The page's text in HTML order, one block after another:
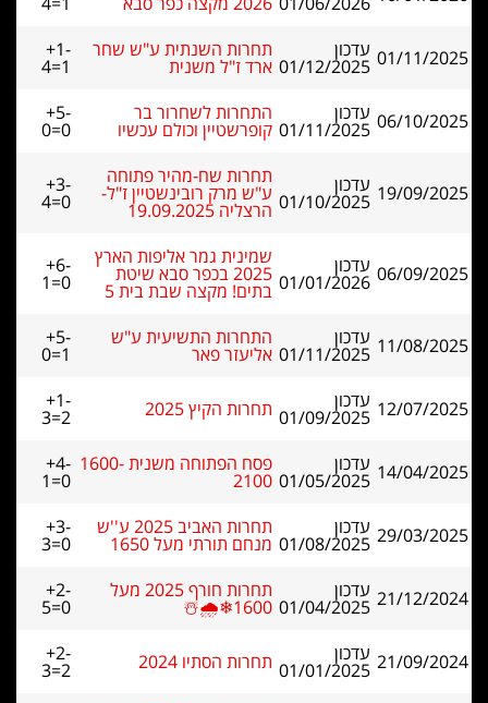
01/11/2025 עדכון
01/12/2025
תחרות השנתית ע"ש שחר
ארד ז"ל משנית
+1-
4=1
06/10/2025 עדכון
01/11/2025
התחרות לשחרור בר
קופרשטיין וכולם עכשיו
+5-
0=0
19/09/2025 עדכון
01/10/2025
תחרות שח-מהיר פתוחה
ע"ש מרק רובינשטיין ז"ל-
הרצליה 19.09.2025
+3-
4=0
06/09/2025 עדכון
01/01/2026
שמינית גמר אליפות הארץ
2025 בכפר סבא שיטת
בתים! מקצה שבת בית 5
+6-
1=0
11/08/2025 עדכון
01/11/2025
התחרות התשיעית ע"ש
אליעזר פאר
+5-
0=1
12/07/2025 עדכון
01/09/2025 תחרות הקיץ 2025 +1-
3=2
14/04/2025 עדכון
01/05/2025
פסח הפתוחה משנית 1600-
2100
+4-
1=0
29/03/2025 עדכון
01/08/2025
תחרות האביב 2025 ע''ש
מנחם תורתי מעל 1650
+3-
3=0
21/12/2024 עדכון
01/04/2025
תחרות חורף 2025 מעל
1600❄🌧☃️
+2-
5=0
21/09/2024 עדכון
01/01/2025 תחרות הסתיו 2024 +2-
3=2